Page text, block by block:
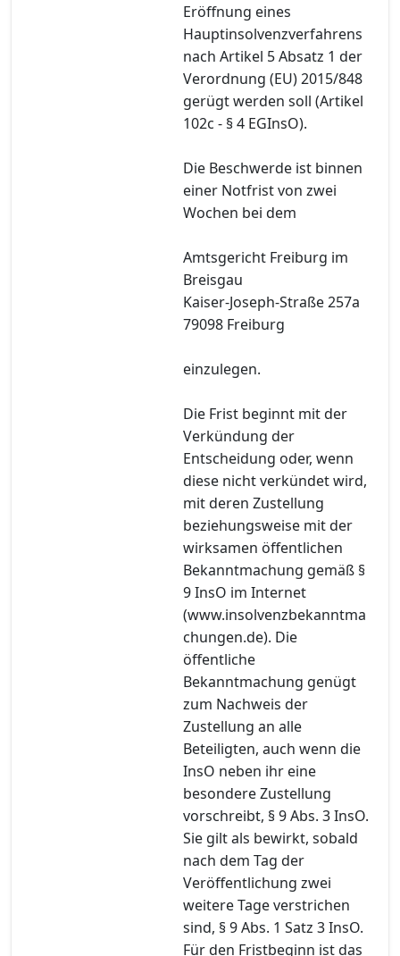
Eröffnung eines
Hauptinsolvenzverfahrens
nach Artikel 5 Absatz 1 der
Verordnung (EU) 2015/848
gerügt werden soll (Artikel
102c - § 4 EGInsO).
Die Beschwerde ist binnen
einer Notfrist von zwei
Wochen bei dem
Amtsgericht Freiburg im
Breisgau
Kaiser-Joseph-Straße 257a
79098 Freiburg
einzulegen.
Die Frist beginnt mit der
Verkündung der
Entscheidung oder, wenn
diese nicht verkündet wird,
mit deren Zustellung
beziehungsweise mit der
wirksamen öffentlichen
Bekanntmachung gemäß §
9 InsO im Internet
(www.insolvenzbekanntma
chungen.de). Die
öffentliche
Bekanntmachung genügt
zum Nachweis der
Zustellung an alle
Beteiligten, auch wenn die
InsO neben ihr eine
besondere Zustellung
vorschreibt, § 9 Abs. 3 InsO.
Sie gilt als bewirkt, sobald
nach dem Tag der
Veröffentlichung zwei
weitere Tage verstrichen
sind, § 9 Abs. 1 Satz 3 InsO.
Für den Fristbeginn ist das